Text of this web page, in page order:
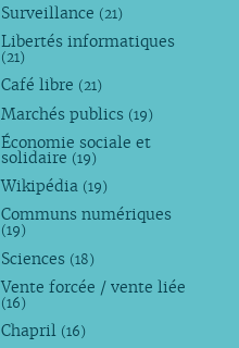
Surveillance (21)
Libertés informatiques
(21)
Café libre (21)
Marchés publics (19)
Économie sociale et
solidaire (19)
Wikipédia (19)
Communs numériques
(19)
Sciences (18)
Vente forcée / vente liée
(16)
Chapril (16)